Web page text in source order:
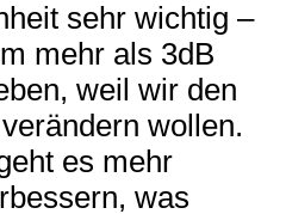
sehr wichtig –
mehr als 3dB
weil wir den
wollen.
es mehr
was